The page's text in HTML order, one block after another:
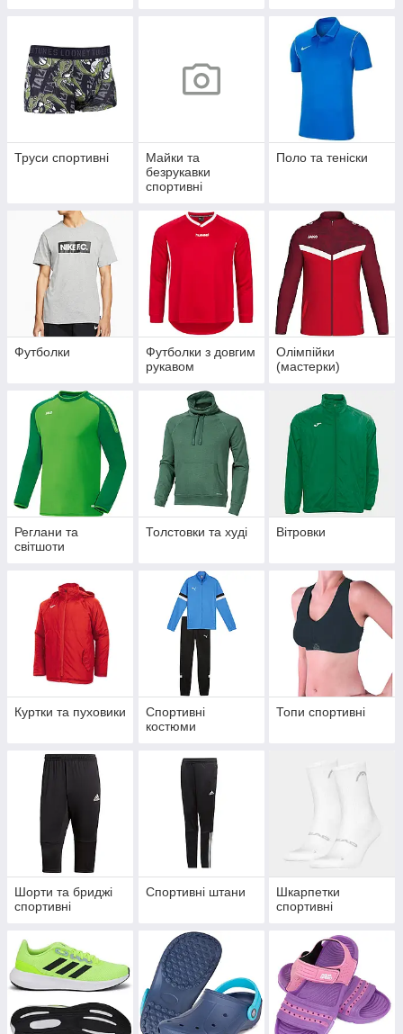
Труси спортивні
Майки та
безрукавки
спортивні
Поло та теніски
Футболки
Футболки з довгим
рукавом
Олімпійки
(мастерки)
Реглани та
світшоти
Толстовки та худі Вітровки
Куртки та пуховики
Спортивні
костюми
Топи спортивні
Шорти та бриджі
спортивні
Спортивні штани
Шкарпетки
спортивні